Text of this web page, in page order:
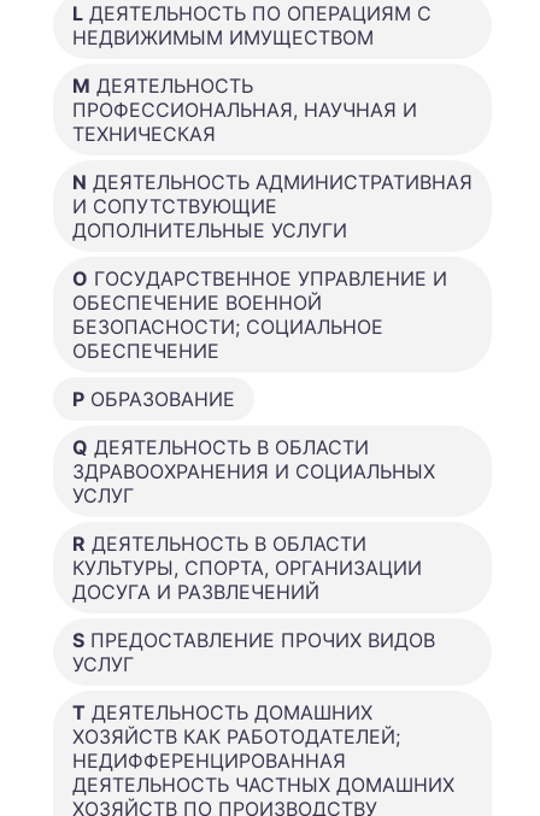
L ДЕЯТЕЛЬНОСТЬ ПО ОПЕРАЦИЯМ С
НЕДВИЖИМЫМ ИМУЩЕСТВОМ
M ДЕЯТЕЛЬНОСТЬ
ПРОФЕССИОНАЛЬНАЯ, НАУЧНАЯ И
ТЕХНИЧЕСКАЯ
N ДЕЯТЕЛЬНОСТЬ АДМИНИСТРАТИВНАЯ
И СОПУТСТВУЮЩИЕ
ДОПОЛНИТЕЛЬНЫЕ УСЛУГИ
O ГОСУДАРСТВЕННОЕ УПРАВЛЕНИЕ И
ОБЕСПЕЧЕНИЕ ВОЕННОЙ
БЕЗОПАСНОСТИ; СОЦИАЛЬНОЕ
ОБЕСПЕЧЕНИЕ
P ОБРАЗОВАНИЕ
Q ДЕЯТЕЛЬНОСТЬ В ОБЛАСТИ
ЗДРАВООХРАНЕНИЯ И СОЦИАЛЬНЫХ
УСЛУГ
R ДЕЯТЕЛЬНОСТЬ В ОБЛАСТИ
КУЛЬТУРЫ, СПОРТА, ОРГАНИЗАЦИИ
ДОСУГА И РАЗВЛЕЧЕНИЙ
S ПРЕДОСТАВЛЕНИЕ ПРОЧИХ ВИДОВ
УСЛУГ
T ДЕЯТЕЛЬНОСТЬ ДОМАШНИХ
ХОЗЯЙСТВ КАК РАБОТОДАТЕЛЕЙ;
НЕДИФФЕРЕНЦИРОВАННАЯ
ДЕЯТЕЛЬНОСТЬ ЧАСТНЫХ ДОМАШНИХ
ХОЗЯЙСТВ ПО ПРОИЗВОДСТВУ